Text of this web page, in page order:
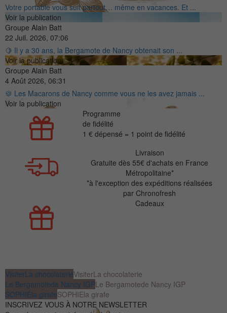
Votre portable vous suit partout… même en vacances. Et ...
Voir la publication
Groupe Alain Batt
22 Juil. 2026, 07:06
🍋 Il y a 30 ans, la Bergamote de Nancy obtenait son ...
Voir la publication
Groupe Alain Batt
4 Août 2026, 06:31
🍪 Les Macarons de Nancy comme vous ne les avez jamais ...
Voir la publication
Programme
de fidélité
1 € dépensé = 1 point de fidélité
Livraison
Gratuite dès 55€ d'achats en France
Métropolitaine*
*à l'exception des expéditions réalisées
par Chronofresh
Cadeaux
VisiterLa chocolaterieVisiterLa chocolaterie
Le Bergamotede Nancy IGPLe Bergamotede Nancy IGP
SOPHIEla girafeSOPHIEla girafe
INSCRIVEZ VOUS À NOTRE NEWSLETTER